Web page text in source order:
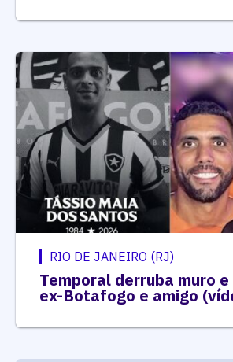
RIO DE JANEIRO (RJ)
Temporal derruba muro
ex-Botafogo e amigo